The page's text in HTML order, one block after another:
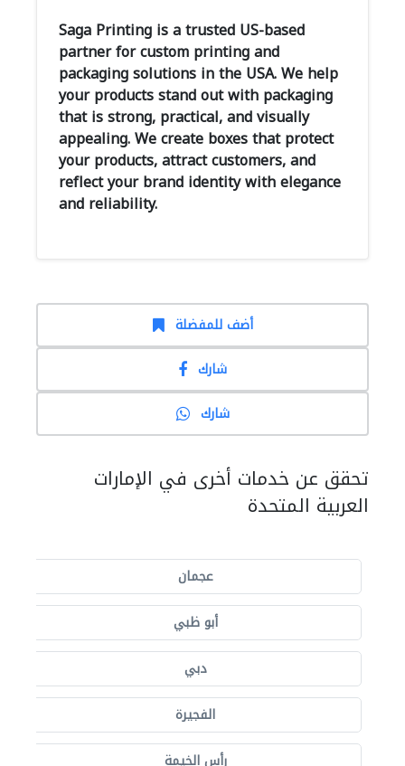
Saga Printing is a trusted US-based
partner for custom printing and
packaging solutions in the USA. We help
your products stand out with packaging
that is strong, practical, and visually
appealing. We create boxes that protect
your products, attract customers, and
reflect your brand identity with elegance
and reliability.
أضف للمفضلة
شارك
شارك
تحقق عن خدمات أخرى في الإمارات
العربية المتحدة
عجمان
أبو ظبي
دبي
الفجيرة
رأس الخيمة